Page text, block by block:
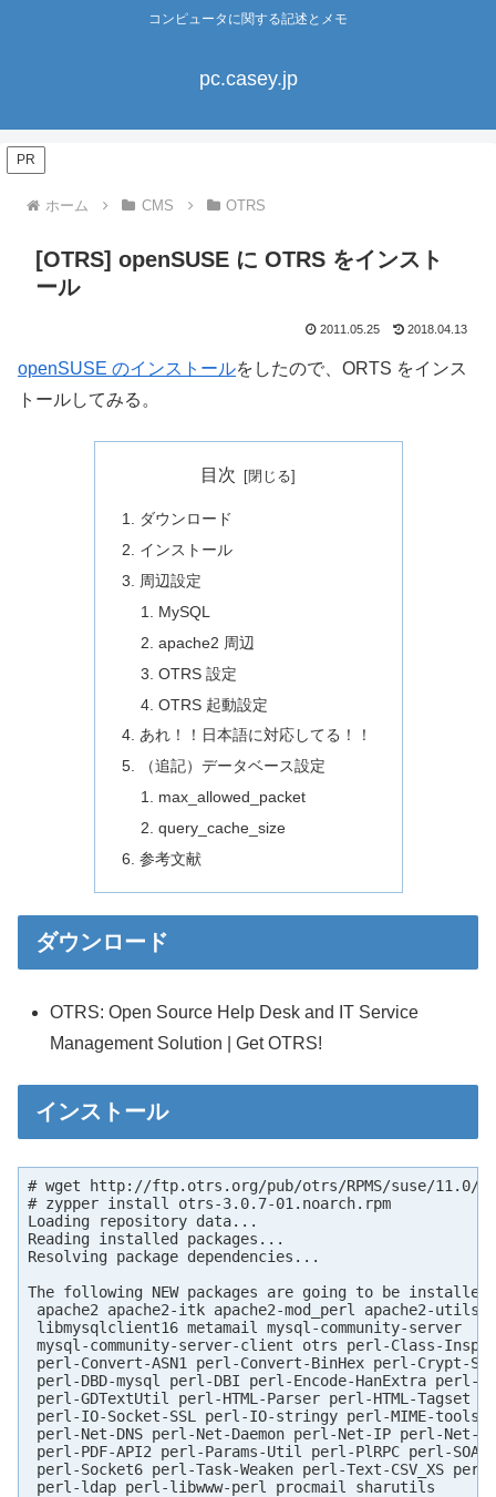
コンピュータに関する記述とメモ
pc.casey.jp
PR
ホーム CMS OTRS
[OTRS] openSUSE に OTRS をインスト
ール
2011.05.25 2018.04.13
openSUSE のインストールをしたので、ORTS をインス
トールしてみる。
目次
ダウンロード
インストール
周辺設定
MySQL
apache2 周辺
OTRS 設定
OTRS 起動設定
あれ！！日本語に対応してる！！
（追記）データベース設定
max_allowed_packet
query_cache_size
参考文献
ダウンロード
OTRS: Open Source Help Desk and IT Service
Management Solution | Get OTRS!
インストール
# wget http://ftp.otrs.org/pub/otrs/RPMS/suse/11.0/
# zypper install otrs-3.0.7-01.noarch.rpm
Loading repository data...
Reading installed packages...
Resolving package dependencies...
The following NEW packages are going to be installed:
apache2 apache2-itk apache2-mod_perl apache2-
libmysqlclient16 metamail mysql-community-server
mysql-community-server-client otrs perl-Class-
perl-Convert-ASN1 perl-Convert-BinHex perl-Crypt-
perl-DBD-mysql perl-DBI perl-Encode-HanExtra perl-
perl-GDTextUtil perl-HTML-Parser perl-HTML-Tagset
perl-IO-Socket-SSL perl-IO-stringy perl-MIME-tools
perl-Net-DNS perl-Net-Daemon perl-Net-IP perl-Net-
perl-PDF-API2 perl-Params-Util perl-PlRPC perl-
perl-Socket6 perl-Task-Weaken perl-Text-CSV_XS
perl-ldap perl-libwww-perl procmail sharutils